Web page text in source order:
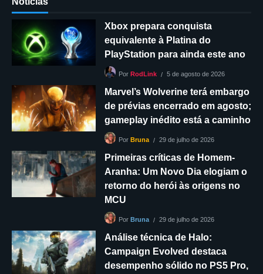
Xbox prepara conquista
equivalente à Platina do
PlayStation para ainda este ano
Por RodLink 5 de agosto de 2026
Marvel’s Wolverine terá embargo
de prévias encerrado em agosto;
gameplay inédito está a caminho
Por Bruna 29 de julho de 2026
Primeiras críticas de Homem-
Aranha: Um Novo Dia elogiam o
retorno do herói às origens no
MCU
Por Bruna 29 de julho de 2026
Análise técnica de Halo:
Campaign Evolved destaca
desempenho sólido no PS5 Pro,